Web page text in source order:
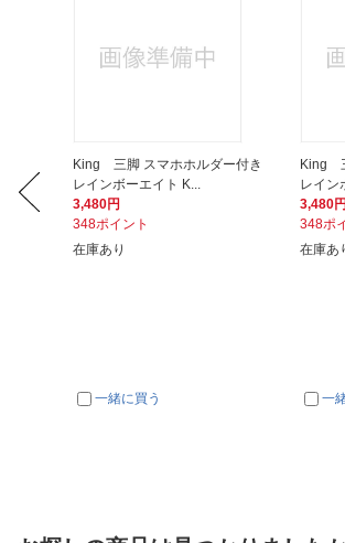
King 三脚 スマホホルダー付き
レインボーエイト K...
3,480円
348ポイント
在庫あり
一緒に買う
King
レイン
3,480円
348ポ
在庫あ
一